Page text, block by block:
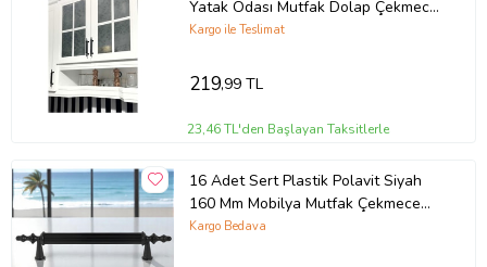
Yatak Odası Mutfak Dolap Çekmece
Kulpu 128 Mm (12,8 Cm) 4 Adet (Mat
Kargo ile Teslimat
219,99 TL
23,46 TL'den Başlayan Taksitlerle
16 Adet Sert Plastik Polavit Siyah
160 Mm Mobilya Mutfak Çekmece
Dolap Dolabı Kulpu Kulbu Kulpları
Kargo Bedava